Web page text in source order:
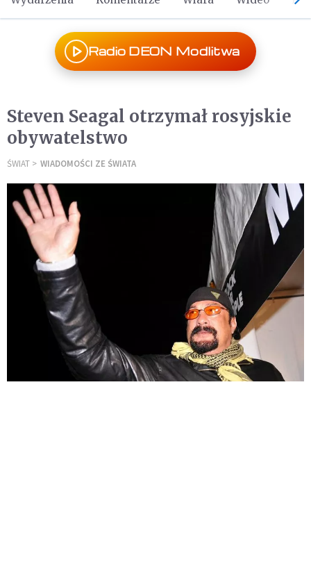
Radio DEON Modlitwa
Steven Seagal otrzymał rosyjskie
obywatelstwo
ŚWIAT WIADOMOŚCI ZE ŚWIATA